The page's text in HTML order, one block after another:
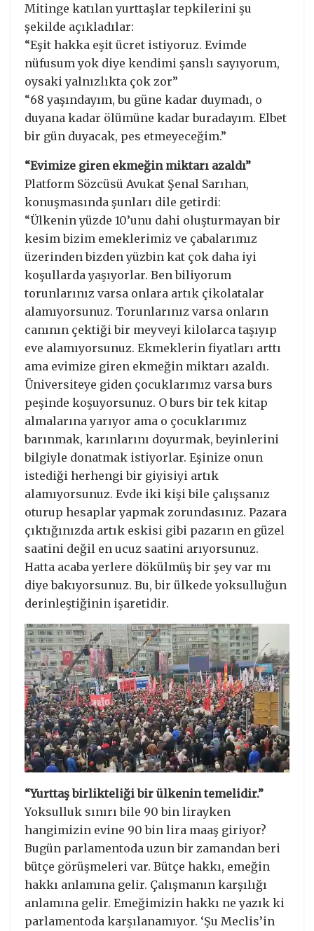
Mitinge katılan yurttaşlar tepkilerini şu
şekilde açıkladılar:
“Eşit hakka eşit ücret istiyoruz. Evimde
nüfusum yok diye kendimi şanslı sayıyorum,
oysaki yalnızlıkta çok zor”
“68 yaşındayım, bu güne kadar duymadı, o
duyana kadar ölümüne kadar buradayım. Elbet
bir gün duyacak, pes etmeyeceğim.”
“Evimize giren ekmeğin miktarı azaldı”
Platform Sözcüsü Avukat Şenal Sarıhan,
konuşmasında şunları dile getirdi:
“Ülkenin yüzde 10’unu dahi oluşturmayan bir
kesim bizim emeklerimiz ve çabalarımız
üzerinden bizden yüzbin kat çok daha iyi
koşullarda yaşıyorlar. Ben biliyorum
torunlarınız varsa onlara artık çikolatalar
alamıyorsunuz. Torunlarınız varsa onların
canının çektiği bir meyveyi kilolarca taşıyıp
eve alamıyorsunuz. Ekmeklerin fiyatları arttı
ama evimize giren ekmeğin miktarı azaldı.
Üniversiteye giden çocuklarımız varsa burs
peşinde koşuyorsunuz. O burs bir tek kitap
almalarına yarıyor ama o çocuklarımız
barınmak, karınlarını doyurmak, beyinlerini
bilgiyle donatmak istiyorlar. Eşinize onun
istediği herhengi bir giyisiyi artık
alamıyorsunuz. Evde iki kişi bile çalışsanız
oturup hesaplar yapmak zorundasınız. Pazara
çıktığınızda artık eskisi gibi pazarın en güzel
saatini değil en ucuz saatini arıyorsunuz.
Hatta acaba yerlere dökülmüş bir şey var mı
diye bakıyorsunuz. Bu, bir ülkede yoksulluğun
derinleştiğinin işaretidir.
“Yurttaş birlikteliği bir ülkenin temelidir.”
Yoksulluk sınırı bile 90 bin lirayken
hangimizin evine 90 bin lira maaş giriyor?
Bugün parlamentoda uzun bir zamandan beri
bütçe görüşmeleri var. Bütçe hakkı, emeğin
hakkı anlamına gelir. Çalışmanın karşılığı
anlamına gelir. Emeğimizin hakkı ne yazık ki
parlamentoda karşılanamıyor. ‘Şu Meclis’in